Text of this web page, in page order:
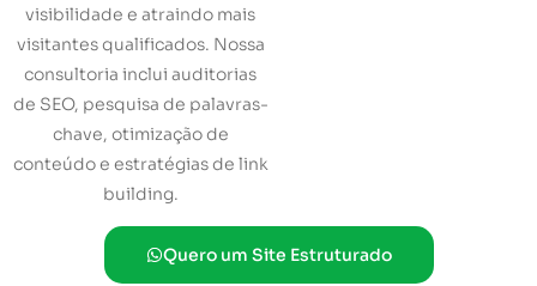
visibilidade e atraindo mais
visitantes qualificados. Nossa
consultoria inclui auditorias
de SEO, pesquisa de palavras-
chave, otimização de
conteúdo e estratégias de link
building.
Quero um Site Estruturado